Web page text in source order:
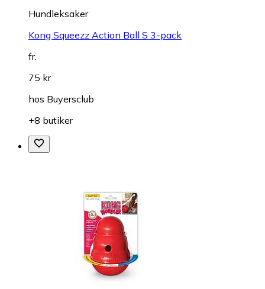
Hundleksaker
Kong Squeezz Action Ball S 3-pack
fr.
75 kr
hos Buyersclub
+8 butiker